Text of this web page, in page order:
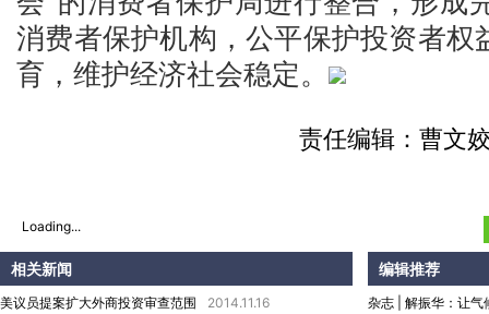
消费者保护机构，公平保护投资者权
育，维护经济社会稳定。
责任编辑：曹文
Loading...
相关新闻
美议员提案扩大外商投资审查范围
2014.11.16
编辑推荐
杂志
解振华：让气